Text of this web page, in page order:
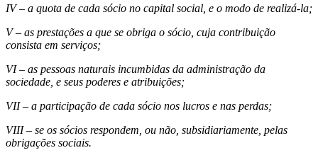
IV – a quota de cada sócio no capital social, e o modo de realizá-la;
V – as prestações a que se obriga o sócio, cuja contribuição
consista em serviços;
VI – as pessoas naturais incumbidas da administração da
sociedade, e seus poderes e atribuições;
VII – a participação de cada sócio nos lucros e nas perdas;
VIII – se os sócios respondem, ou não, subsidiariamente, pelas
obrigações sociais.